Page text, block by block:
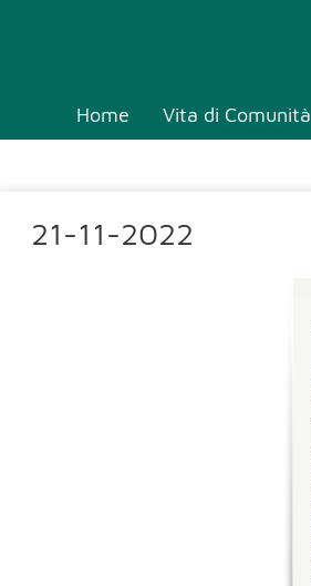
Home Vita di Comunità
21-11-2022